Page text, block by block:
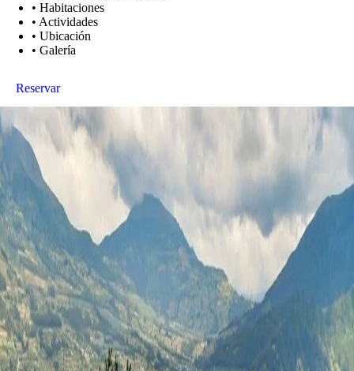
• Habitaciones
• Actividades
• Ubicación
• Galería
Reservar